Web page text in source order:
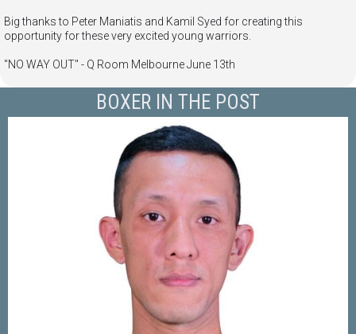
Big thanks to Peter Maniatis and Kamil Syed for creating this
opportunity for these very excited young warriors.
"NO WAY OUT" - Q Room Melbourne June 13th
BOXER IN THE POST